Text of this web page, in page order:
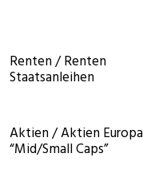
Ren­ten / Ren­ten
Staatsanleihen
Akti­en / Akti­en Euro­pa
“Mid/Small Caps”